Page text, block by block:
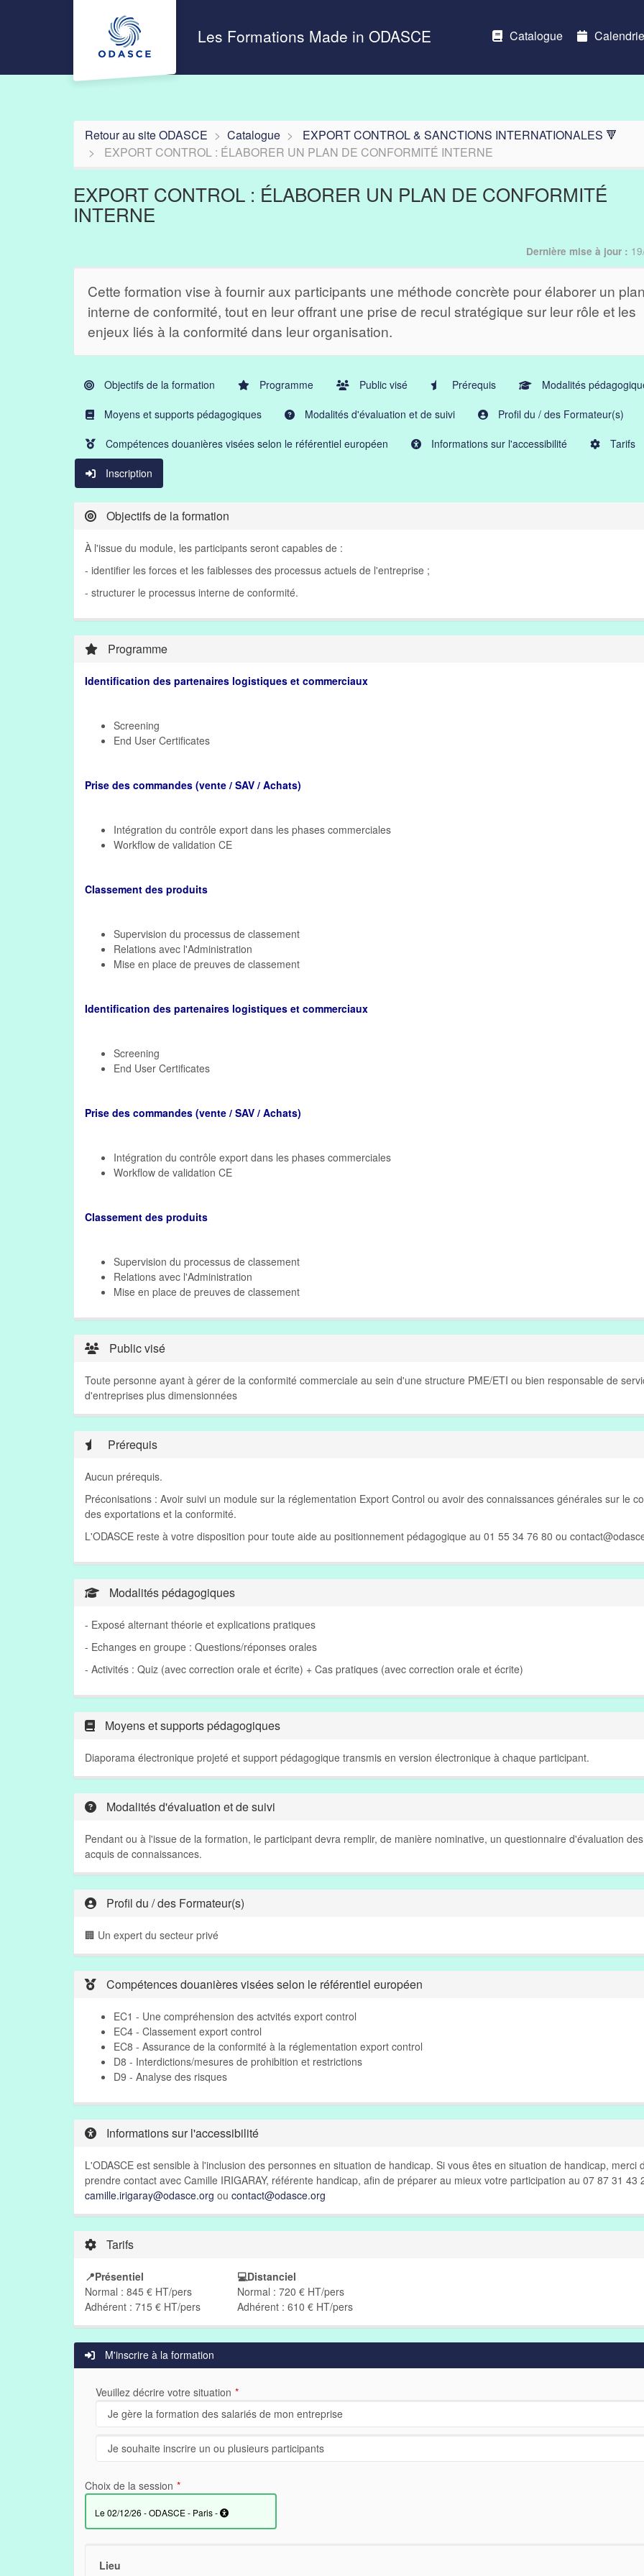
Aller au menu principal
Aller au contenu principal
Personnaliser l'interface
Les Formations Made in ODASCE Catalogue
Retour au site ODASCE Catalogue
EXPORT CONTROL & SANCTIONS INTERNATIONALES 🔻
EXPORT CONTROL : ÉLABORER UN PLAN DE CONFORMITÉ INTERNE
EXPORT CONTROL : ÉLABORER UN PLAN DE CONFORMITÉ
INTERNE
Dernière mise à jour :
Cette formation vise à fournir aux participants une méthode concrète pour élaborer un plan
interne de conformité, tout en leur offrant une prise de recul stratégique sur leur rôle et les
enjeux liés à la conformité dans leur organisation.
Objectifs de la formation Programme Public visé Prérequis Modalités
Moyens et supports pédagogiques Modalités d'évaluation et de suivi Profil du / des Formateur(s)
Compétences douanières visées selon le référentiel européen Informations sur l'accessibilité Tarifs
Inscription
Objectifs de la formation
À l'issue du module, les participants seront capables de :
- identifier les forces et les faiblesses des processus actuels de l'entreprise ;
- structurer le processus interne de conformité.
Programme
Identification des partenaires logistiques et commerciaux
Screening
End User Certificates
Prise des commandes (vente / SAV / Achats)
Intégration du contrôle export dans les phases commerciales
Workflow de validation CE
Classement des produits
Supervision du processus de classement
Relations avec l'Administration
Mise en place de preuves de classement
Identification des partenaires logistiques et commerciaux
Screening
End User Certificates
Prise des commandes (vente / SAV / Achats)
Intégration du contrôle export dans les phases commerciales
Workflow de validation CE
Classement des produits
Supervision du processus de classement
Relations avec l'Administration
Mise en place de preuves de classement
Public visé
Toute personne ayant à gérer de la conformité commerciale au sein d'une structure PME/ETI ou bien responsable de
d'entreprises plus dimensionnées
Prérequis
Aucun prérequis.
Préconisations : Avoir suivi un module sur la réglementation Export Control ou avoir des connaissances générales sur le
des exportations et la conformité.
L'ODASCE reste à votre disposition pour toute aide au positionnement pédagogique au 01 55 34 76 80 ou
Modalités pédagogiques
- Exposé alternant théorie et explications pratiques
- Echanges en groupe : Questions/réponses orales
- Activités : Quiz (avec correction orale et écrite) + Cas pratiques (avec correction orale et écrite)
Moyens et supports pédagogiques
Diaporama électronique projeté et support pédagogique transmis en version électronique à chaque participant.
Modalités d'évaluation et de suivi
Pendant ou à l'issue de la formation, le participant devra remplir, de manière nominative, un questionnaire d'évaluation des
acquis de connaissances.
Profil du / des Formateur(s)
🏢 Un expert du secteur privé
Compétences douanières visées selon le référentiel européen
EC1 - Une compréhension des actvités export control
EC4 - Classement export control
EC8 - Assurance de la conformité à la réglementation export control
D8 - Interdictions/mesures de prohibition et restrictions
D9 - Analyse des risques
Informations sur l'accessibilité
L'ODASCE est sensible à l'inclusion des personnes en situation de handicap. Si vous êtes en situation de handicap, merci
prendre contact avec Camille IRIGARAY, référente handicap, afin de préparer au mieux votre participation au 07 87 31 43
camille.irigaray@odasce.org ou contact@odasce.org
Tarifs
📍Présentiel
💻Distanciel
Normal : 845 € HT/pers
Normal : 720 € HT/pers
Adhérent : 715 € HT/pers
Adhérent : 610 € HT/pers
M'inscrire à la formation
Veuillez décrire votre situation
Choix de la session
le 02/12/26 - ODASCE - Paris -
Lieu